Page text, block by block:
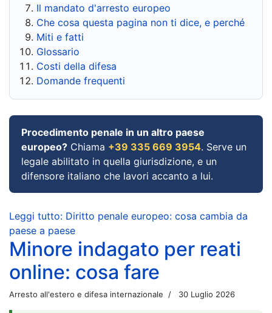
Il mandato d'arresto europeo
Che cosa questa pagina non ti dice, e perché
Miti e fatti
Glossario
Costi della difesa
Domande frequenti
Procedimento penale in un altro paese
europeo? Chiama +39 335 669 3954. Serve un
legale abilitato in quella giurisdizione, e un
difensore italiano che lavori accanto a lui.
Leggi tutto: Diritto penale europeo: cosa cambia da
paese a paese
Minore indagato per reati
online: cosa fare
Arresto all'estero e difesa internazionale 30 Luglio 2026